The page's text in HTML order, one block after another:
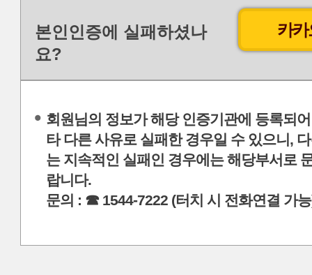
본인인증에 실패하셨나
요?
카카
회원님의 정보가 해당 인증기관에 등록되
타 다른 사유로 실패한 경우일 수 있으니,
는 지속적인 실패인 경우에는 해당부서로
랍니다.
문의 : ☎ 1544-7222 (터치 시 전화연결 가